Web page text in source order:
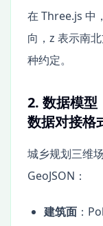
在 Three.js 中
向，z 表示南
种约定。
2. 数据模型
数据对接格
城乡规划三维
GeoJSON：
建筑面 ：